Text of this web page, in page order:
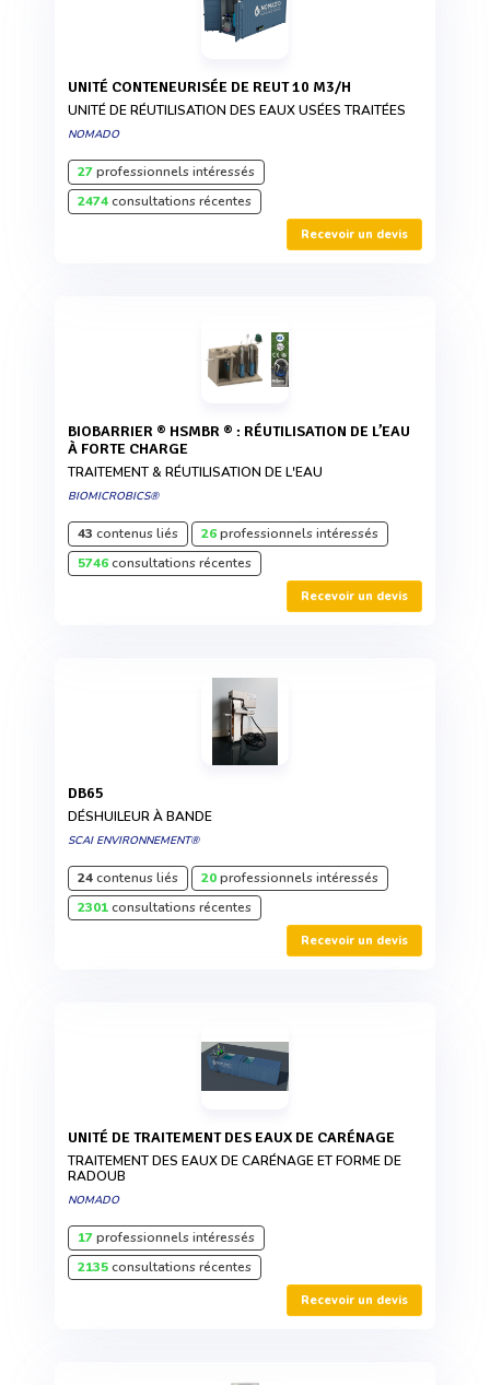
UNITÉ CONTENEURISÉE DE REUT 10 M3/H
UNITÉ DE RÉUTILISATION DES EAUX USÉES TRAITÉES
NOMADO
27professionnels intéressés
2474consultations récentes
Recevoir un devis
BIOBARRIER ® HSMBR ® : RÉUTILISATION DE L’EAU
À FORTE CHARGE
TRAITEMENT & RÉUTILISATION DE L'EAU
BIOMICROBICS®
43 contenus liés 26professionnels intéressés
5746consultations récentes
Recevoir un devis
DB65
DÉSHUILEUR À BANDE
SCAI ENVIRONNEMENT®
24contenus liés 20professionnels intéressés
2301consultations récentes
Recevoir un devis
UNITÉ DE TRAITEMENT DES EAUX DE CARÉNAGE
TRAITEMENT DES EAUX DE CARÉNAGE ET FORME DE
RADOUB
NOMADO
17professionnels intéressés
2135consultations récentes
Recevoir un devis